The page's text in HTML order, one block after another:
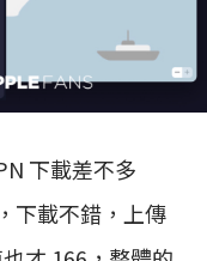
下載差不多
下載不錯，上傳